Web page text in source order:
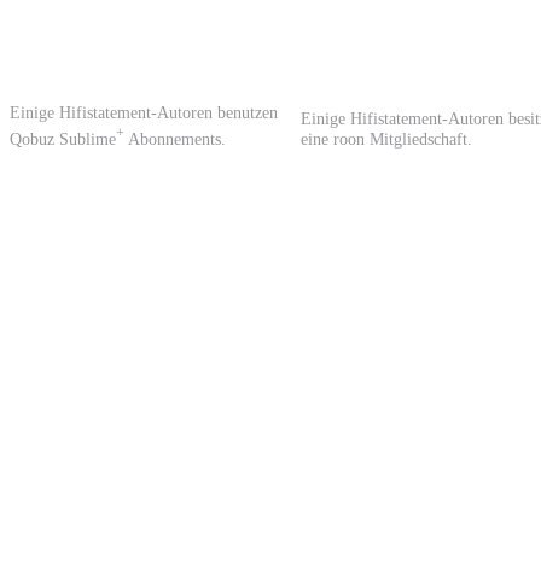
Einige Hifistatement-Autoren benutzen
Qobuz Sublime+ Abonnements.
Einige Hifistatement-Autoren
eine roon Mitgliedschaft.